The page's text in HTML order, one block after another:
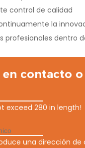
control de calidad
la
profesionales dentro
en contacto
exceed 280 in length!
una dirección